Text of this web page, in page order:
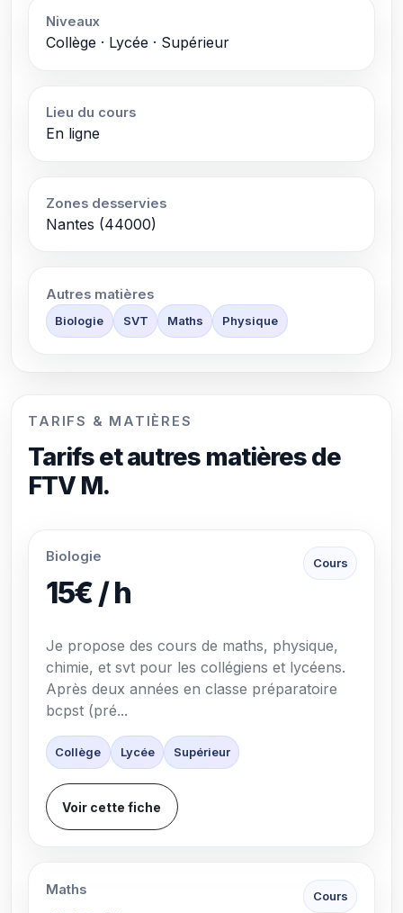
Niveaux
Collège · Lycée · Supérieur
Lieu du cours
En ligne
Zones desservies
Nantes (44000)
Autres matières
Biologie SVT Maths Physique
TARIFS & MATIÈRES
Tarifs et autres matières de
FTV M.
Biologie
15€ / h
Cours
Je propose des cours de maths, physique,
chimie, et svt pour les collégiens et lycéens.
Après deux années en classe préparatoire
bcpst (pré...
Collège Lycée Supérieur
Voir cette fiche
Maths Cours